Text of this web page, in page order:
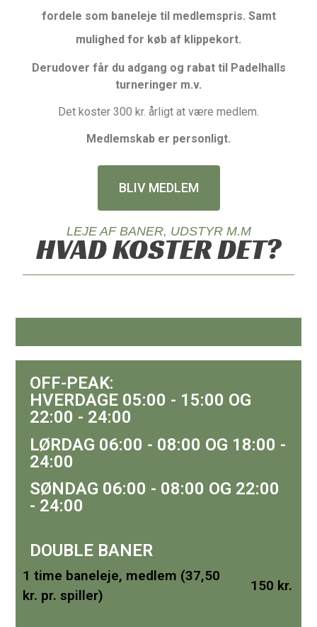
fordele som baneleje til medlemspris. Samt
mulighed for køb af klippekort.
Derudover får du adgang og rabat til Padelhalls
turneringer m.v.
Det koster 300 kr. årligt at være medlem.
Medlemskab er personligt.
BLIV MEDLEM
LEJE AF BANER, UDSTYR M.M
HVAD KOSTER DET?
OFF-PEAK:
HVERDAGE 05:00 - 15:00 OG
22:00 - 24:00
LØRDAG 06:00 - 08:00 OG 18:00 -
24:00
SØNDAG 06:00 - 08:00 OG 22:00
- 24:00
DOUBLE BANER
1 time baneleje, medlem (37,50
kr. pr. spiller)
150 kr.